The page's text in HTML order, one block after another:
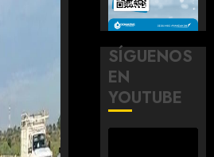
SÍGUENOS
EN
YOUTUBE